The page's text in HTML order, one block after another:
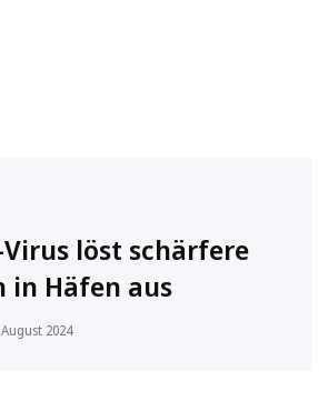
löst schärfere
in Häfen aus
2024